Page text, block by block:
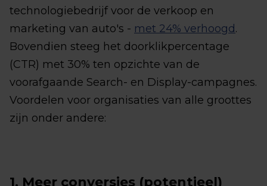
technologiebedrijf voor de verkoop en
marketing van auto's - met 24% verhoogd.
Bovendien steeg het doorklikpercentage
(CTR) met 30% ten opzichte van de
voorafgaande Search- en Display-campagnes.
Voordelen voor organisaties van alle groottes
zijn onder andere:
1. Meer conversies (potentieel)